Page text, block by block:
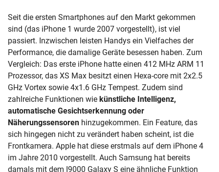
Seit die ersten Smartphones auf den Markt gekommen
sind (das iPhone 1 wurde 2007 vorgestellt), ist viel
passiert. Inzwischen leisten Handys ein Vielfaches der
Performance, die damalige Geräte besessen haben. Zum
Vergleich: Das erste iPhone hatte einen 412 MHz ARM 11
Prozessor, das XS Max besitzt einen Hexa-core mit 2x2.5
GHz Vortex sowie 4x1.6 GHz Tempest. Zudem sind
zahlreiche Funktionen wie künstliche Intelligenz,
automatische Gesichtserkennung oder
Näherungssensoren hinzugekommen. Ein Feature, das
sich hingegen nicht zu verändert haben scheint, ist die
Frontkamera. Apple hat diese erstmals auf dem iPhone 4
im Jahre 2010 vorgestellt. Auch Samsung hat bereits
damals mit dem I9000 Galaxy S eine ähnliche Funktion